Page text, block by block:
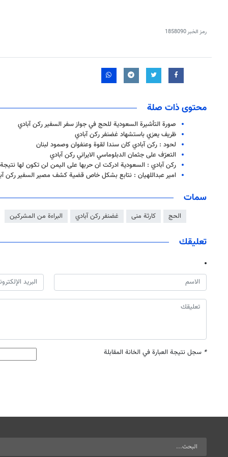
رمز الخبر1858090
محتوى ذات صلة
صورة التأشيرة السعودية للحج في جواز سفر السفير ركن آبادي
ظريف يعزي باستشهاد غضنفر ركن آبادي
لحود : ركن آبادي كان سندا لقوة وعنفوان وصمود لبنان
التعرّف على جثمان الدبلوماسي الايراني ركن آبادي
ركن آبادي : السعودية ادركت ان حربها على اليمن لن تكون لها نتيجة
امير عبداللهيان : نتابع بشكل خاص قضية كشف مصير السفير ركن
سمات
الحج كارثة منى غضنفر ركن آبادي البراءة من المشركين
تعليقك
* سجل نتيجة العبارة في الخانة المقابلة